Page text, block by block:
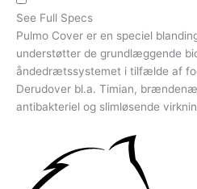
See Full Specs
Pulmo Cover er en speciel
understøtter de grundlæggende
åndedrætssystemet i tilfælde af
Derudover bl.a. Timian,
antibakteriel og slimløsende